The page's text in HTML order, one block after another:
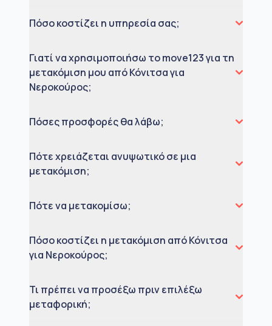
Πόσο κοστίζει η υπηρεσία σας;
Γιατί να χρησιμοποιήσω το move123 για τη
μετακόμιση μου από Κόνιτσα για
Νεροκούρος;
Πόσες προσφορές θα λάβω;
Πότε χρειάζεται ανυψωτικό σε μια
μετακόμιση;
Πότε να μετακομίσω;
Πόσο κοστίζει η μετακόμιση από Κόνιτσα
για Νεροκούρος;
Τι πρέπει να προσέξω πριν επιλέξω
μεταφορική;